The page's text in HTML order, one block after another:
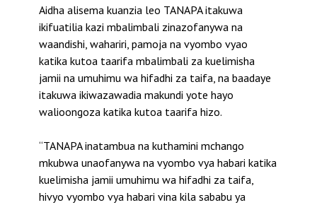
Aidha alisema kuanzia leo TANAPA itakuwa
ikifuatilia kazi mbalimbali zinazofanywa na
waandishi, wahariri, pamoja na vyombo vyao
katika kutoa taarifa mbalimbali za kuelimisha
jamii na umuhimu wa hifadhi za taifa, na baadaye
itakuwa ikiwazawadia makundi yote hayo
walioongoza katika kutoa taarifa hizo.
“TANAPA inatambua na kuthamini mchango
mkubwa unaofanywa na vyombo vya habari katika
kuelimisha jamii umuhimu wa hifadhi za taifa,
hivyo vyombo vya habari vina kila sababu ya